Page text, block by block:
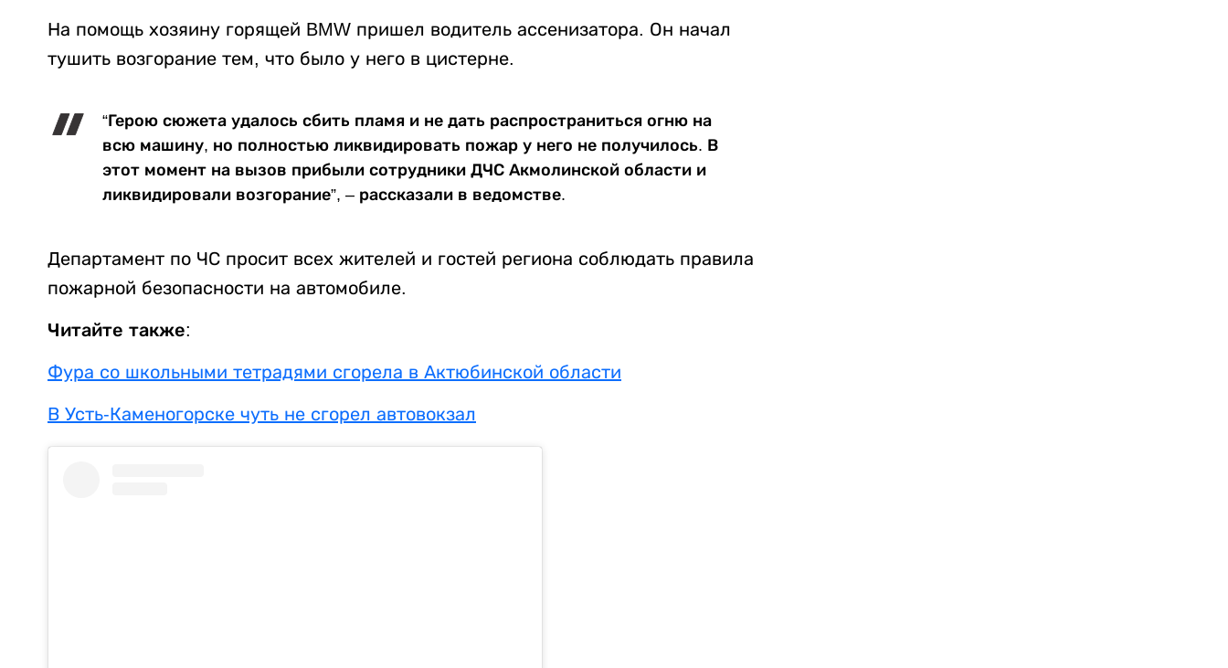
На помощь хозяину горящей BMW пришел водитель ассенизатора. Он начал
тушить возгорание тем, что было у него в цистерне.
“Герою сюжета удалось сбить пламя и не дать распространиться огню на
всю машину, но полностью ликвидировать пожар у него не получилось. В
этот момент на вызов прибыли сотрудники ДЧС Акмолинской области и
ликвидировали возгорание”, – рассказали в ведомстве.
Департамент по ЧС просит всех жителей и гостей региона соблюдать правила
пожарной безопасности на автомобиле.
Читайте также:
Фура со школьными тетрадями сгорела в Актюбинской области
В Усть-Каменогорске чуть не сгорел автовокзал